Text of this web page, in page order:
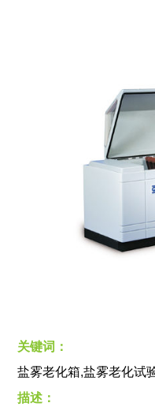
关键词：
盐雾老化箱,盐雾老化试
描述：